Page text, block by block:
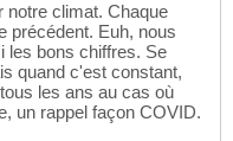
notre climat. Chaque
précédent. Euh, nous
les bons chiffres. Se
quand c'est constant,
les ans au cas où
un rappel façon COVID.